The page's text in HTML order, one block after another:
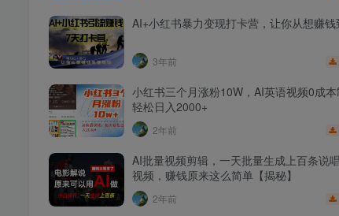
AI+小红书暴力变现打卡营，让你从想赚
3年前
小红书三个月涨粉10W，AI英语视频0成
轻松日入2000+
2年前
AI批量视频剪辑，一天批量生成上百条说
视频，赚钱原来这么简单【揭秘】
2年前